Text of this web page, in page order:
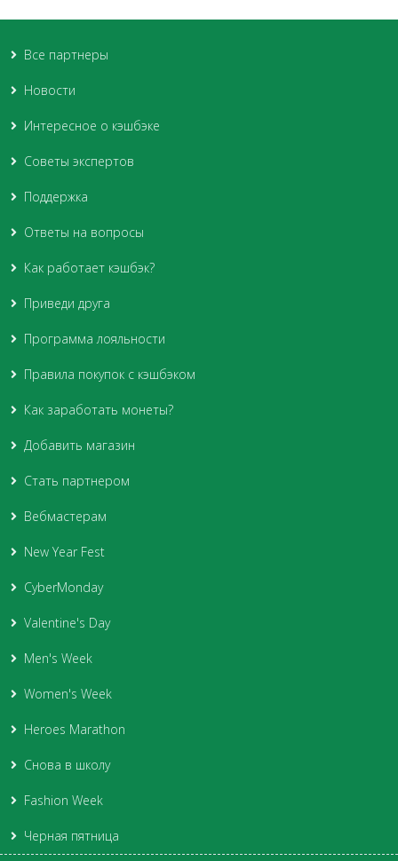
Все партнеры
Новости
Интересное о кэшбэке
Советы экспертов
Поддержка
Ответы на вопросы
Как работает кэшбэк?
Приведи друга
Программа лояльности
Правила покупок с кэшбэком
Как заработать монеты?
Добавить магазин
Стать партнером
Вебмастерам
New Year Fest
CyberMonday
Valentine's Day
Men's Week
Women's Week
Heroes Marathon
Снова в школу
Fashion Week
Черная пятница